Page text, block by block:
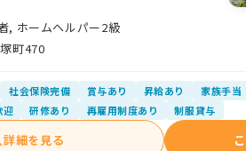
, ホームヘルパー2級
町470
社会保険完備 賞与あり 昇給あり 家族手当
迎 研修あり 再雇用制度あり 制服貸与
詳細を見る